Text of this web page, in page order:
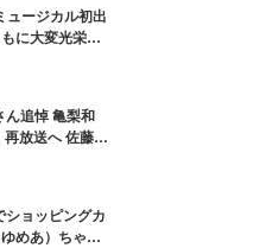
ュージカル初出
に大変光栄」
ん追悼 亀梨和
放送へ 佐藤隆
ョッピングカ
めあ）ちゃん